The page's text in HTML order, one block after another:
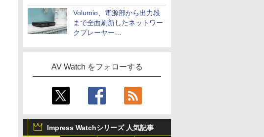
作、Disney+にも配信
Volumio、電源部から出力段
まで全面刷新したネットワー
クプレーヤー
AV Watch をフォローする
Impress Watchシリーズ 人気記事